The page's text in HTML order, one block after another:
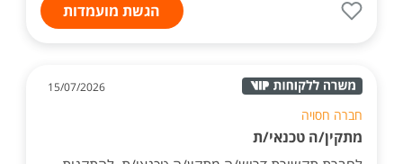
הגשת מועמדות
15/07/2026
חברה חסויה
מתקין/ה טכנאי/ת